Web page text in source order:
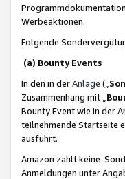
Werbeaktionen.
Folgende
(a) Bounty Events
In den in derAnlage („
Zusammenhang mit „
Bounty Event wie in der
teilnehmende Startseite
ausführt.
Amazon zahlt keine
Anmeldungen unter